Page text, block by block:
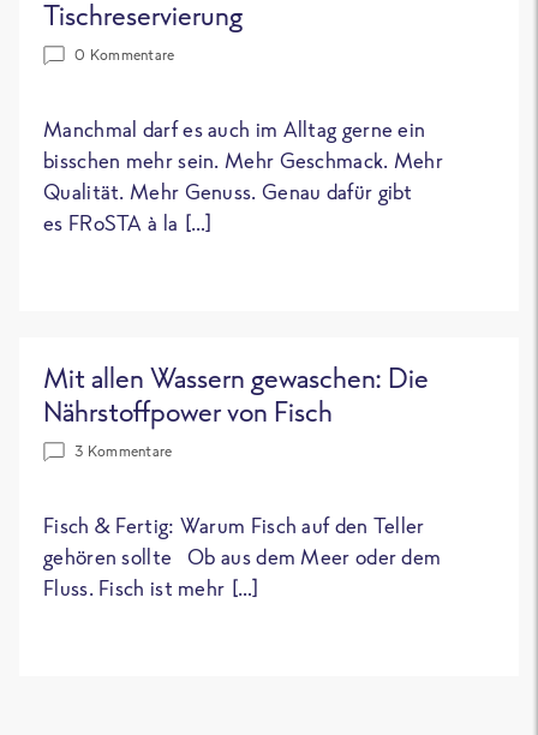
Tischreservierung
0 Kommentare
Manchmal darf es auch im Alltag gerne ein
bisschen mehr sein. Mehr Geschmack. Mehr
Qualität. Mehr Genuss. Genau dafür gibt
es FRoSTA à la […]
Mit allen Wassern gewaschen: Die
Nährstoffpower von Fisch
3 Kommentare
Fisch & Fertig: Warum Fisch auf den Teller
gehören sollte Ob aus dem Meer oder dem
Fluss. Fisch ist mehr […]